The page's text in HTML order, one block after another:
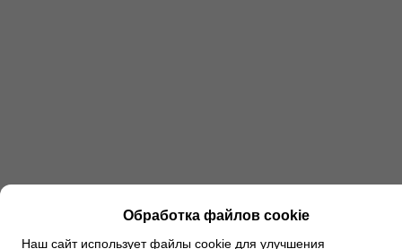
Обработка файлов cookie
Наш сайт использует файлы cookie для улучшения